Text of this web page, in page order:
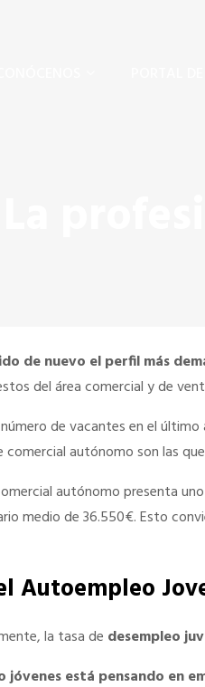
de nuevo el perfil más
del área comercial y de
de vacantes en el
autónomo son las
autónomo presenta
medio de 36.550€. Esto
Autoempleo
la tasa de desempleo
jóvenes está pensando en